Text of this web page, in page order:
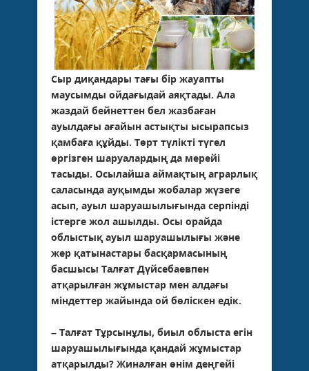
Сыр диқандары тағы бір жауапты
маусымды ойдағыдай аяқтады. Ала
жаздай бейнеттен бел жазбаған
ауылдағы ағайын астықты ысырапсыз
қамбаға құйды. Төрт түлікті түгел
өргізген шаруалардың да мерейі
тасыды. Осылайша аймақтың аграрлық
саласында ауқымды жобалар жүзеге
асып, ауыл шаруашылығында серпінді
істерге жол ашылды. Осы орайда
облыстық ауыл шаруашылығы және
жер қатынастары басқармасының
басшысы Талғат Дүйсебаевпен
атқарылған жұмыстар мен алдағы
міндеттер жайында ой бөліскен едік.
– Талғат Тұрсынұлы, биыл облыста егін
шаруашылығында қандай жұмыстар
атқарылды? Жиналған өнім деңгейі